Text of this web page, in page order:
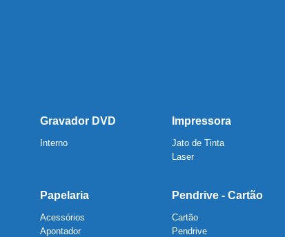
Gravador DVD
Interno
Impressora
Jato de Tinta
Laser
Papelaria
Acessórios
Apontador
Pendrive - Cartão
Cartão
Pendrive